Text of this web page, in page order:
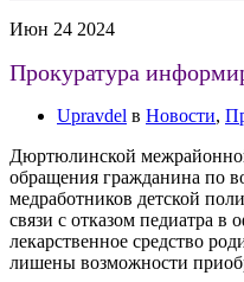
Июн 24 2024
Прокуратура
Upravdel в Новости,
Дюртюлинской
обращения гражданина по
медработников детской
связи с отказом педиатра в
лекарственное средство
лишены возможности